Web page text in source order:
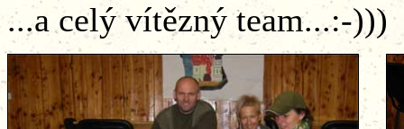
...a celý